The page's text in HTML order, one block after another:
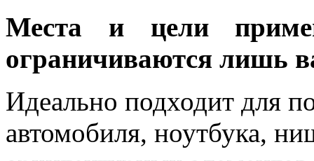
Места и цели
ограничиваются лишь
Идеально подходит для
автомобиля, ноутбука,